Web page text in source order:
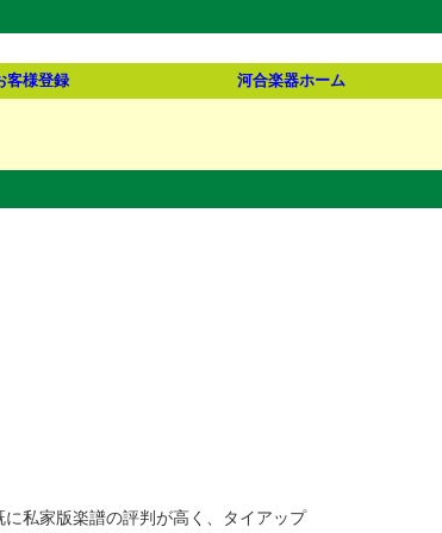
客様登録 河合楽器ホーム
私家版楽譜の評判が高く、タイアップ